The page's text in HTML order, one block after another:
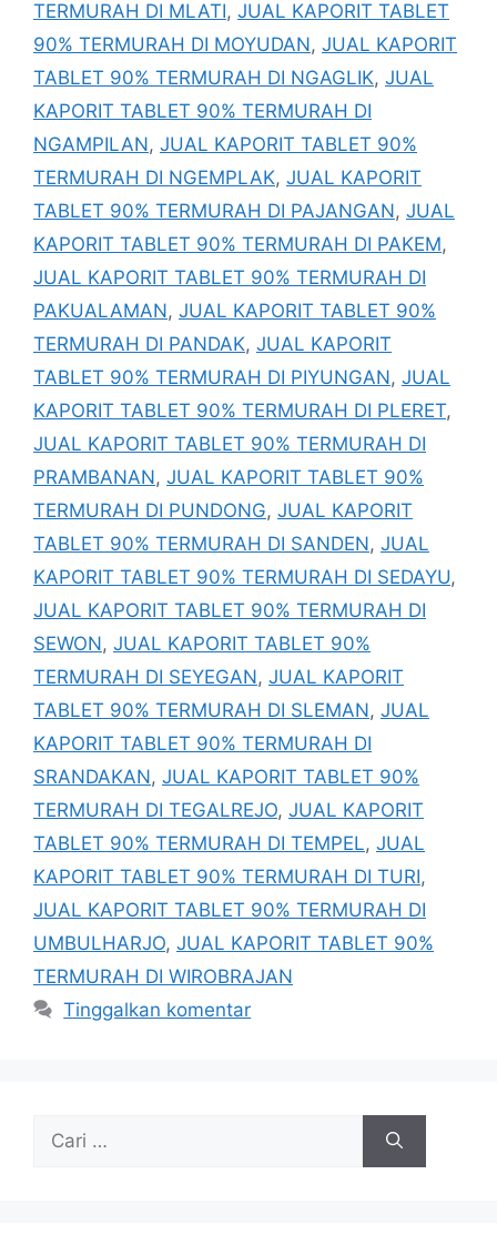
TERMURAH DI MLATI, JUAL KAPORIT TABLET
90% TERMURAH DI MOYUDAN, JUAL KAPORIT
TABLET 90% TERMURAH DI NGAGLIK, JUAL
KAPORIT TABLET 90% TERMURAH DI
NGAMPILAN, JUAL KAPORIT TABLET 90%
TERMURAH DI NGEMPLAK, JUAL KAPORIT
TABLET 90% TERMURAH DI PAJANGAN, JUAL
KAPORIT TABLET 90% TERMURAH DI PAKEM,
JUAL KAPORIT TABLET 90% TERMURAH DI
PAKUALAMAN, JUAL KAPORIT TABLET 90%
TERMURAH DI PANDAK, JUAL KAPORIT
TABLET 90% TERMURAH DI PIYUNGAN, JUAL
KAPORIT TABLET 90% TERMURAH DI PLERET,
JUAL KAPORIT TABLET 90% TERMURAH DI
PRAMBANAN, JUAL KAPORIT TABLET 90%
TERMURAH DI PUNDONG, JUAL KAPORIT
TABLET 90% TERMURAH DI SANDEN, JUAL
KAPORIT TABLET 90% TERMURAH DI SEDAYU,
JUAL KAPORIT TABLET 90% TERMURAH DI
SEWON, JUAL KAPORIT TABLET 90%
TERMURAH DI SEYEGAN, JUAL KAPORIT
TABLET 90% TERMURAH DI SLEMAN, JUAL
KAPORIT TABLET 90% TERMURAH DI
SRANDAKAN, JUAL KAPORIT TABLET 90%
TERMURAH DI TEGALREJO, JUAL KAPORIT
TABLET 90% TERMURAH DI TEMPEL, JUAL
KAPORIT TABLET 90% TERMURAH DI TURI,
JUAL KAPORIT TABLET 90% TERMURAH DI
UMBULHARJO, JUAL KAPORIT TABLET 90%
TERMURAH DI WIROBRAJAN
Tinggalkan komentar
untuk: